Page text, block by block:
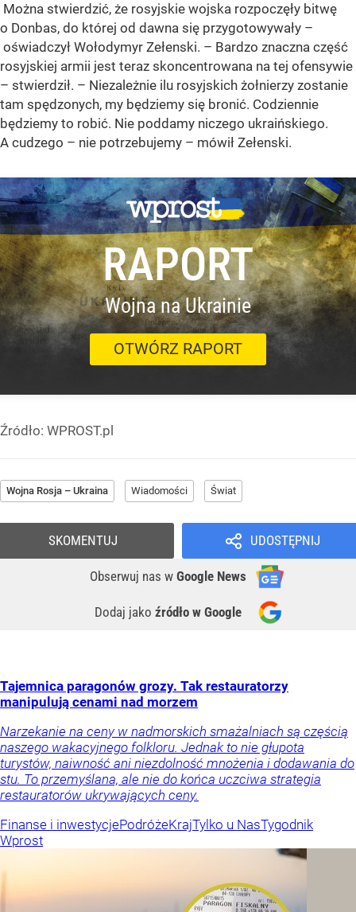
Można stwierdzić, że rosyjskie wojska rozpoczęły bitwę
o Donbas, do której od dawna się przygotowywały –
oświadczył Wołodymyr Zełenski. – Bardzo znaczna część
rosyjskiej armii jest teraz skoncentrowana na tej ofensywie
– stwierdził. – Niezależnie ilu rosyjskich żołnierzy zostanie
tam spędzonych, my będziemy się bronić. Codziennie
będziemy to robić. Nie poddamy niczego ukraińskiego.
A cudzego – nie potrzebujemy – mówił Zełenski.
RAPORT
Wojna na Ukrainie
OTWÓRZ RAPORT
Źródło: WPROST.pl
Wojna Rosja – Ukraina Wiadomości Świat
UDOSTĘPNIJ
Obserwuj nas w Google News
Dodaj jako źródło w Google
SKOMENTUJ
Tajemnica paragonów grozy. Tak restauratorzy
manipulują cenami nad morzem
Narzekanie na ceny w nadmorskich smażalniach są częścią
naszego wakacyjnego folkloru. Jednak to nie głupota
turystów, naiwność ani niezdolność mnożenia i dodawania do
stu. To przemyślana, ale nie do końca uczciwa strategia
restauratorów ukrywających ceny.
Finanse i inwestycjePodróżeKrajTylko u NasTygodnik
Wprost